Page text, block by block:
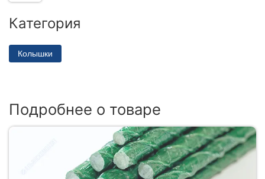
Категория
Колышки
Подробнее о товаре